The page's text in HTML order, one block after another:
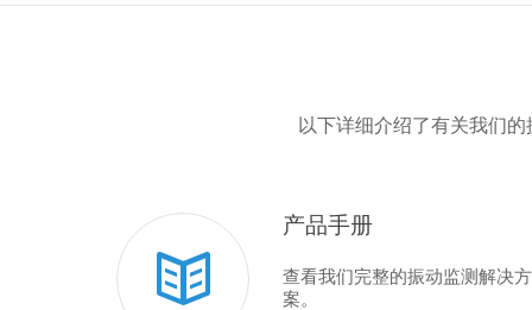
以下详细介绍了有关我们
产品手册
查看我们完整的振动监测解决方
案。